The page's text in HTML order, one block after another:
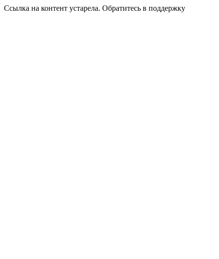
Ссылка на контент устарела. Обратитесь в поддержку